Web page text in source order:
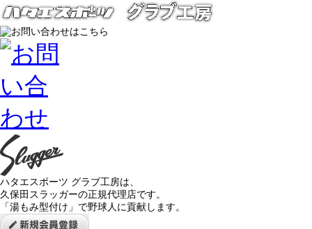
ハタエスポーツ グラブ工房は、
久保田スラッガーの正規代理店です。
「湯もみ型付け」で野球人に貢献します。